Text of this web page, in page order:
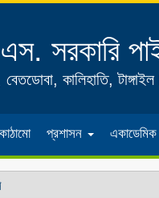
সরকারি
বেতডোবা, কালিহাতি,
প্রশাসন একাডেমিক